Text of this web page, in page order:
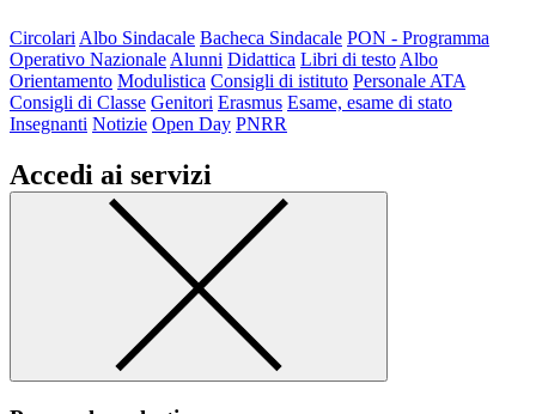
Circolari Albo Sindacale Bacheca Sindacale PON - Programma
Operativo Nazionale Alunni Didattica Libri di testo Albo
Orientamento Modulistica Consigli di istituto Personale ATA
Consigli di Classe Genitori Erasmus Esame, esame di stato
Insegnanti Notizie Open Day PNRR
Accedi ai servizi